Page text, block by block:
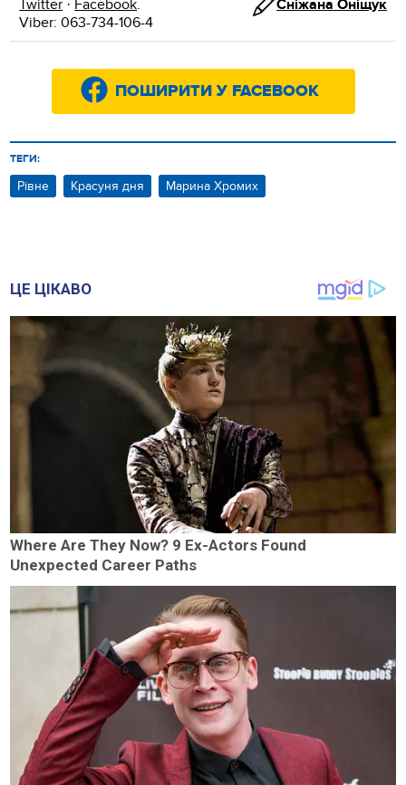
Twitter · Facebook.
Viber: 063-734-106-4
Сніжана Оніщук
ПОШИРИТИ У FACEBOOK
ТЕГИ:
Рівне Красуня дня Марина Хромих
ЦЕ ЦІКАВО
Where Are They Now? 9 Ex-Actors Found
Unexpected Career Paths